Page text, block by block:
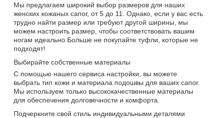
Мы предлагаем широкий выбор размеров для наших
женских кожаных сапог, от 5 до 11. Однако, если у вас есть
трудно найти размер или требуют другой ширины, мы
можем настроить размер, чтобы соответствовать вашим
ногам идеально.Больше не покупайте туфли, которые не
подходят!
Выбирайте собственные материалы
С помощью нашего сервиса настройки, вы можете
выбрать тип кожи и материала подошвы для ваших сапог.
Мы используем только высококачественные материалы
для обеспечения долговечности и комфорта.
Подчеркните свой стиль индивидуальными деталями